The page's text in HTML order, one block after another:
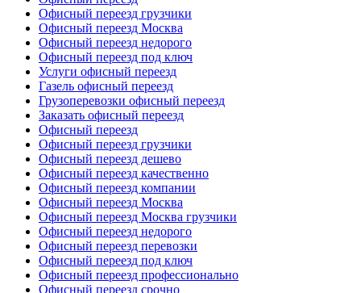
Офисный переезд грузчики
Офисный переезд Москва
Офисный переезд недорого
Офисный переезд под ключ
Услуги офисный переезд
Газель офисный переезд
Грузоперевозки офисный переезд
Заказать офисный переезд
Офисный переезд
Офисный переезд грузчики
Офисный переезд дешево
Офисный переезд качественно
Офисный переезд компании
Офисный переезд Москва
Офисный переезд Москва грузчики
Офисный переезд недорого
Офисный переезд перевозки
Офисный переезд под ключ
Офисный переезд профессионально
Офисный переезд срочно